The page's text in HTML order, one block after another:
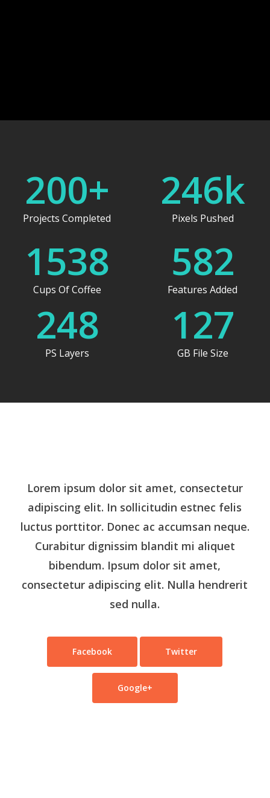
200+
Projects Completed
246k
Pixels Pushed
1538
Cups Of Coffee
582
Features Added
248
PS Layers
127
GB File Size
Lorem ipsum dolor sit amet, consectetur
adipiscing elit. In sollicitudin estnec felis
luctus porttitor. Donec ac accumsan neque.
Curabitur dignissim blandit mi aliquet
bibendum. Ipsum dolor sit amet,
consectetur adipiscing elit. Nulla hendrerit
sed nulla.
Facebook Twitter
Google+